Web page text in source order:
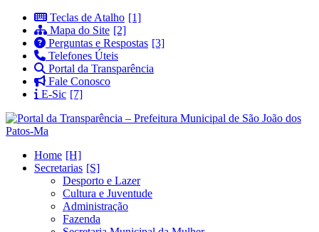
Teclas de Atalho
Mapa do Site
Perguntas e Respostas
Telefones Úteis
Portal da Transparência
Fale Conosco
E-Sic
Home
Secretarias
Desporto e Lazer
Cultura e Juventude
Administração
Fazenda